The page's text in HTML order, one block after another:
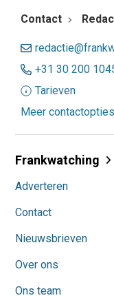
Contact
+31 30 200
Tarieven
Meer contactopties
Frankwatching
Adverteren
Contact
Nieuwsbrieven
Over ons
Ons team